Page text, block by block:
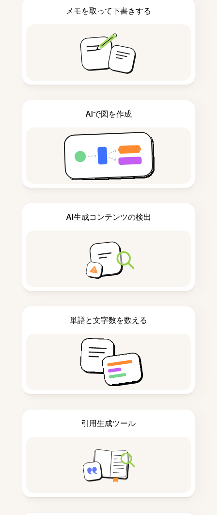
メモを取って下書きする
AIで図を作成
AI生成コンテンツの検出
単語と文字数を数える
引用生成ツール